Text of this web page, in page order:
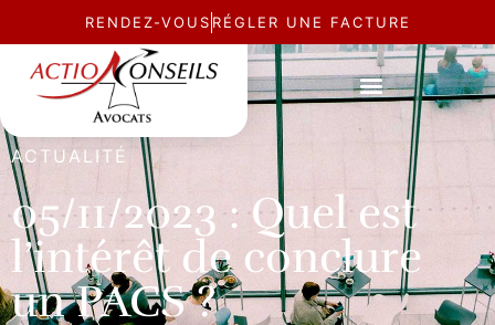
RENDEZ-VOUS RÉGLER UNE FACTURE
ACTUALITÉ
05/11/2023 : Quel est
l’intérêt de conclure
un PACS ?